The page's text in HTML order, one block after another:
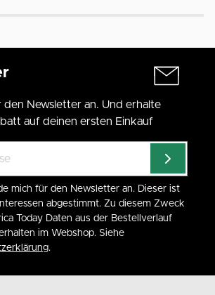
den Newsletter an. Und erhalte
auf deinen ersten Einkauf
mich für den Newsletter an. Dieser ist
abgestimmt. Zu diesem Zweck
Today Daten aus der Bestellverlauf
im Webshop. Siehe
.